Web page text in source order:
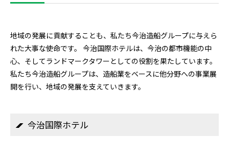
地域の発展に貢献することも、私たち今治造船グループに与えら
れた大事な使命です。 今治国際ホテルは、今治の都市機能の中
心、そしてランドマークタワーとしての役割を果たしています。
私たち今治造船グループは、造船業をベースに他分野への事業展
開を行い、地域の発展を支えていきます。
今治国際ホテル